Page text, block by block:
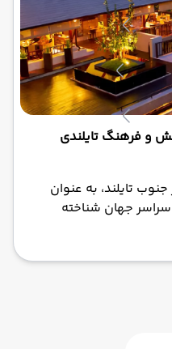
و فرهنگ تایلندی
تایلند، به عنوان
جهان شناخته
طلایی، آب‌های نیلگون و
از ترکیب هیجان و آرامش
پوکت از شرکت ابرآسا
باشید که خاطراتی
خواهید برد.